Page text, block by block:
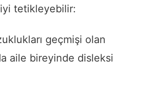
tetikleyebilir:
geçmişi olan
aile bireyinde disleksi